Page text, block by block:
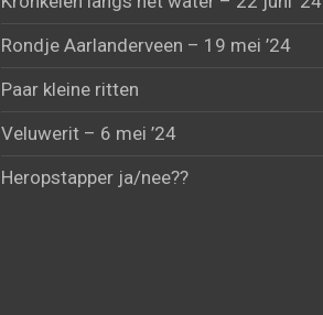
Rondje Aarlanderveen – 19 mei ’24
Paar kleine ritten
Veluwerit – 6 mei ’24
Heropstapper ja/nee??